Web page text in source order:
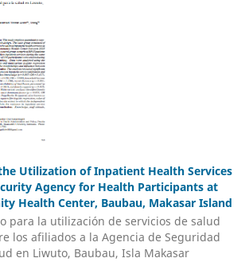
Utilization of Inpatient Health Services
Agency for Health Participants at
Health Center, Baubau, Makasar Island
para la utilización de servicios de salud
los afiliados a la Agencia de Seguridad
en Liwuto, Baubau, Isla Makasar